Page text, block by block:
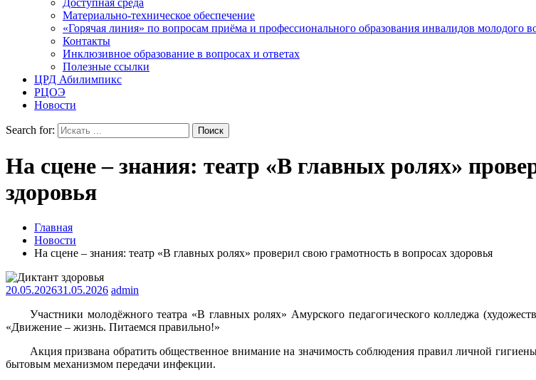
Доступная среда
Материально-техническое обеспечение
«Горячая линия» по вопросам приёма и профессионального образования инвалидов молодого
Контакты
Инклюзивное образование в вопросах и ответах
Полезные ссылки
ЦРД Абилимпикс
РЦОЭ
Новости
Search for:
На сцене – знания: театр «В главных ролях»
здоровья
Главная
Новости
На сцене – знания: театр «В главных ролях» проверил свою грамотность в вопросах здоровья
20.05.202631.05.2026 admin
Участники молодёжного театра «В главных ролях» Амурского педагогического колледжа
«Движение – жизнь. Питаемся правильно!»
Акция призвана обратить общественное внимание на значимость соблюдения правил личной
бытовым механизмом передачи инфекции.